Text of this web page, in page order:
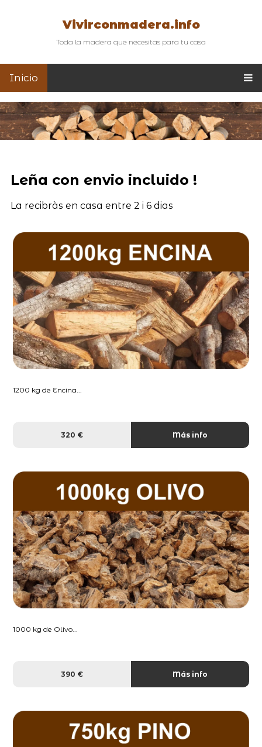
Vivirconmadera.info
Toda la madera que necesitas para tu casa
Inicio
Leña con envio incluido !
La recibràs en casa entre 2 i 6 dias
1200 kg de Encina...
320 € Más info
1000 kg de Olivo...
390 € Más info